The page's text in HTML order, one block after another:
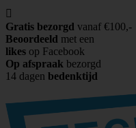

Gratis bezorgd vanaf €100,-
Beoordeeld met een
likes op Facebook
Op afspraak bezorgd
14 dagen bedenktijd